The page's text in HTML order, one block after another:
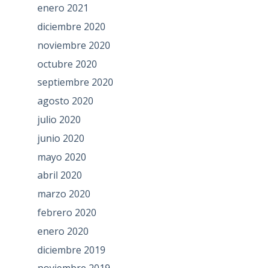
enero 2021
diciembre 2020
noviembre 2020
octubre 2020
septiembre 2020
agosto 2020
julio 2020
junio 2020
mayo 2020
abril 2020
marzo 2020
febrero 2020
enero 2020
diciembre 2019